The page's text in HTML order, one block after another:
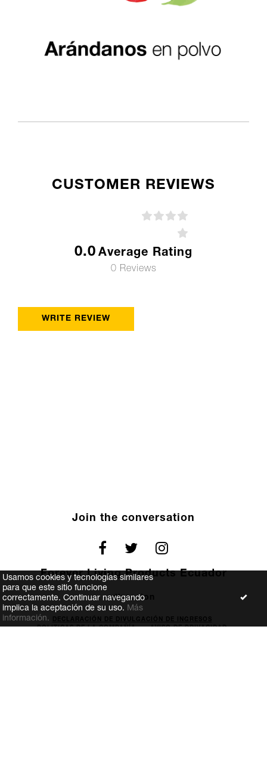
CUSTOMER REVIEWS
0.0 Average Rating
0 Reviews
WRITE REVIEW
Join the conversation
Forever Living Products Ecuador
direccion
DECLARACIÓN DE DIVULGACIÓN DE INGRESOS
POLITICAS DE LA COMPAÑÍA
AVISO DE PRIVACIDAD
Usamos cookies y tecnologías similares
para que este sitio funcione
correctamente. Continuar navegando
implica la aceptación de su uso. Más
información.